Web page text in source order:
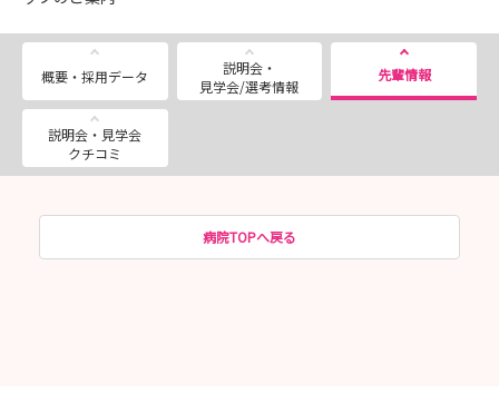
概要・採用データ
説明会・
見学会/選考情報
先輩情報
説明会・見学会
クチコミ
病院TOPへ戻る